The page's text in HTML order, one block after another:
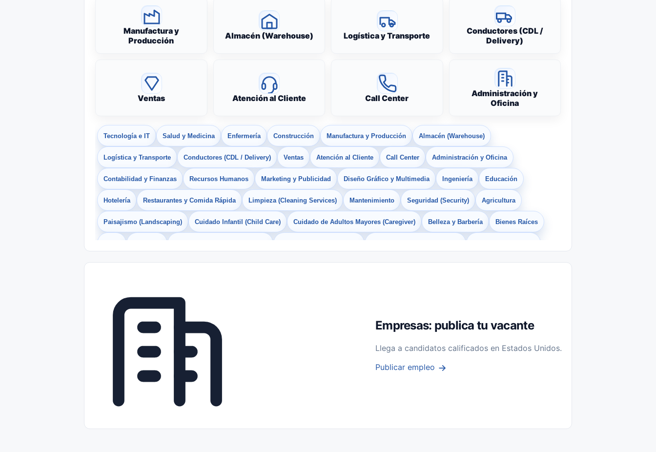
Manufactura y
Producción
Almacén (Warehouse) Logística y Transporte
Conductores (CDL /
Delivery)
Ventas Atención al Cliente Call Center
Administración y
Oficina
Tecnología e IT Salud y Medicina Enfermería Construcción Manufactura y Producción Almacén (Warehouse)
Logística y Transporte Conductores (CDL / Delivery) Ventas Atención al Cliente Call Center Administración y Oficina
Contabilidad y Finanzas Recursos Humanos Marketing y Publicidad Diseño Gráfico y Multimedia Ingeniería Educación
Hotelería Restaurantes y Comida Rápida Limpieza (Cleaning Services) Mantenimiento Seguridad (Security) Agricultura
Paisajismo (Landscaping) Cuidado Infantil (Child Care) Cuidado de Adultos Mayores (Caregiver) Belleza y Barbería Bienes Raíces
Freelance Prácticas (Internships) Empleos para Estudiantes Empleos Bilingües (English/Spanish) Sin Experiencia
Telecomunicaciones
Empresas: publica tu vacante
Llega a candidatos calificados en Estados Unidos.
Publicar empleo